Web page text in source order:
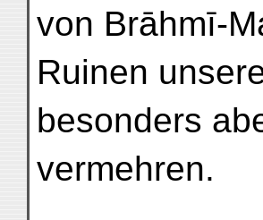
von Brāhmī-
Ruinen
besonders
vermehren.